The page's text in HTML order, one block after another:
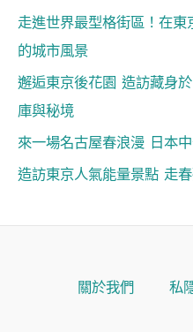
走進世界最型格街區！在
的城市風景
邂逅東京後花園 造訪藏身
庫與秘境
來一場名古屋春浪漫 日本
造訪東京人氣能量景點 走
關於我們 私